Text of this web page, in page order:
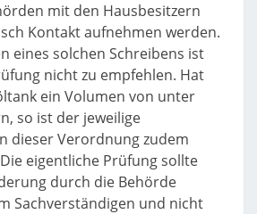
mit den Hausbesitzern
Kontakt aufnehmen werden.
eines solchen Schreibens ist
nicht zu empfehlen. Hat
ein Volumen von unter
so ist der jeweilige
dieser Verordnung zudem
eigentliche Prüfung sollte
durch die Behörde
Sachverständigen und nicht